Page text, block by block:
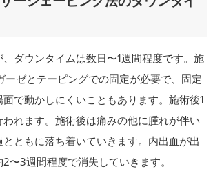
ダウンタイムは数日〜1週間程度です。施
ーゼとテーピングでの固定が必要で、固定
で動かしにくいこともあります。施術後1
れます。施術後は痛みの他に腫れが伴い
とともに落ち着いていきます。内出血が出
〜3週間程度で消失していきます。